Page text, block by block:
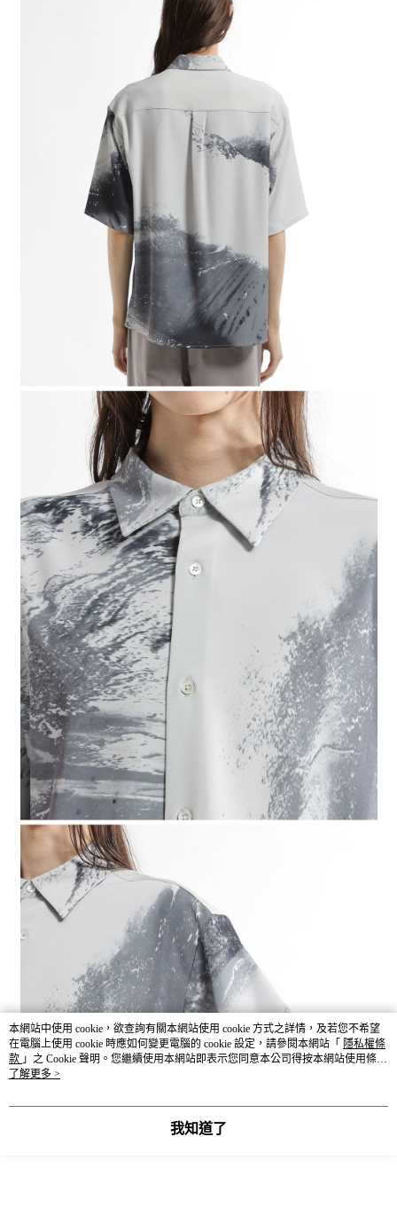
本網站中使用 cookie，欲查詢有關本網站使用 cookie 方式之詳情，及若您不希望
在電腦上使用 cookie 時應如何變更電腦的 cookie 設定，請參閱本網站「 隱私權條
款 」之 Cookie 聲明。您繼續使用本網站即表示您同意本公司得按本網站使用條款
之 Cookie 聲明使用 cookie。
了解更多 >
我知道了